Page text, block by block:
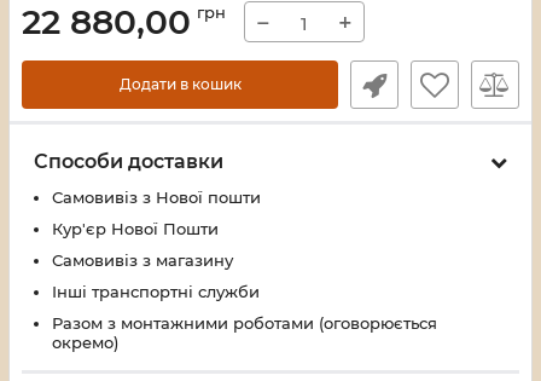
22 880,00 грн − +
Додати в кошик
Способи доставки
Самовивіз з Нової пошти
Кур'єр Нової Пошти
Самовивіз з магазину
Інші транспортні служби
Разом з монтажними роботами (оговорюється
окремо)